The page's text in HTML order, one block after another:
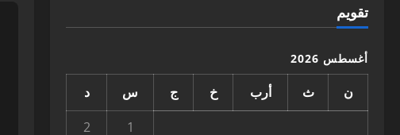
تقويم
أغسطس 2026
ن ث أرب خ ج س
د
1
2